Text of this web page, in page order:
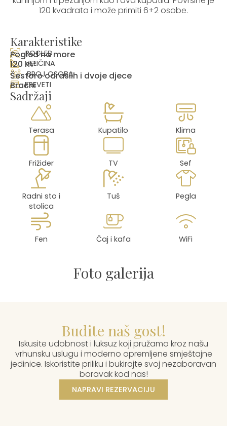
120 kvadrata i može primiti 6+2 osobe.
Karakteristike
POGLED
Pogled na more
VELIČINA
120 m²
BROJ OSOBA
Šestoro odraslih i dvoje djece
KREVETI
Bračni
Sadržaji
Terasa Kupatilo Klima
Frižider TV Sef
Radni sto i
stolica
Tuš Pegla
Fen Čaj i kafa WiFi
Foto galerija
Budite naš gost!
Iskusite udobnost i luksuz koji pružamo kroz našu
vrhunsku uslugu i moderno opremljene smještajne
jedinice. Iskoristite priliku i bukirajte svoj nezaboravan
boravak kod nas!
NAPRAVI REZERVACIJU